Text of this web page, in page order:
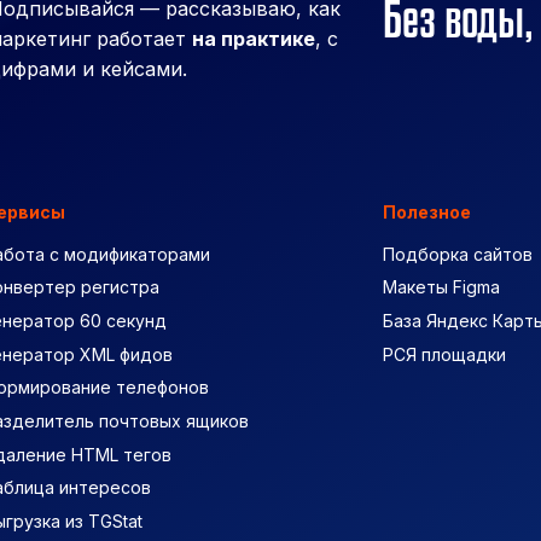
— рассказываю, как
работает на практике, с
и кейсами.
Без
с модификаторами
регистра
60 секунд
XML фидов
телефонов
почтовых ящиков
HTML тегов
интересов
из TGStat
Полезное
Подборка сайтов
Макеты Figma
База Яндекс
РСЯ площадки